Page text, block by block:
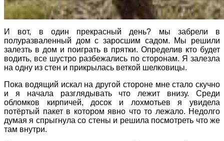
И вот, в один прекрасный день? мы забрели в
полуразваленный дом с заросшим садом. Мы решили
залезть в дом и поиграть в прятки. Определив кто будет
водить, все шустро разбежались по сторонам. Я залезла
на одну из стен и прикрылась веткой шелковицы.
Пока водящий искал на другой стороне мне стало скучно
и я начала разглядывать что лежит внизу. Среди
обломков кирпичей, досок и лохмотьев я увидела
потёртый пакет в котором явно что то лежало. Недолго
думая я спрыгнула со стены и решила посмотреть что же
там внутри.